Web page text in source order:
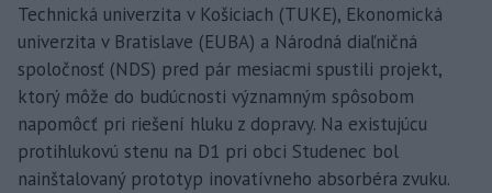
Technická univerzita v Košiciach (TUKE), Ekonomická
univerzita v Bratislave (EUBA) a Národná diaľničná
spoločnosť (NDS) pred pár mesiacmi spustili projekt,
ktorý môže do budúcnosti významným spôsobom
napomôcť pri riešení hluku z dopravy. Na existujúcu
protihlukovú stenu na D1 pri obci Studenec bol
nainštalovaný prototyp inovatívneho absorbéra zvuku.